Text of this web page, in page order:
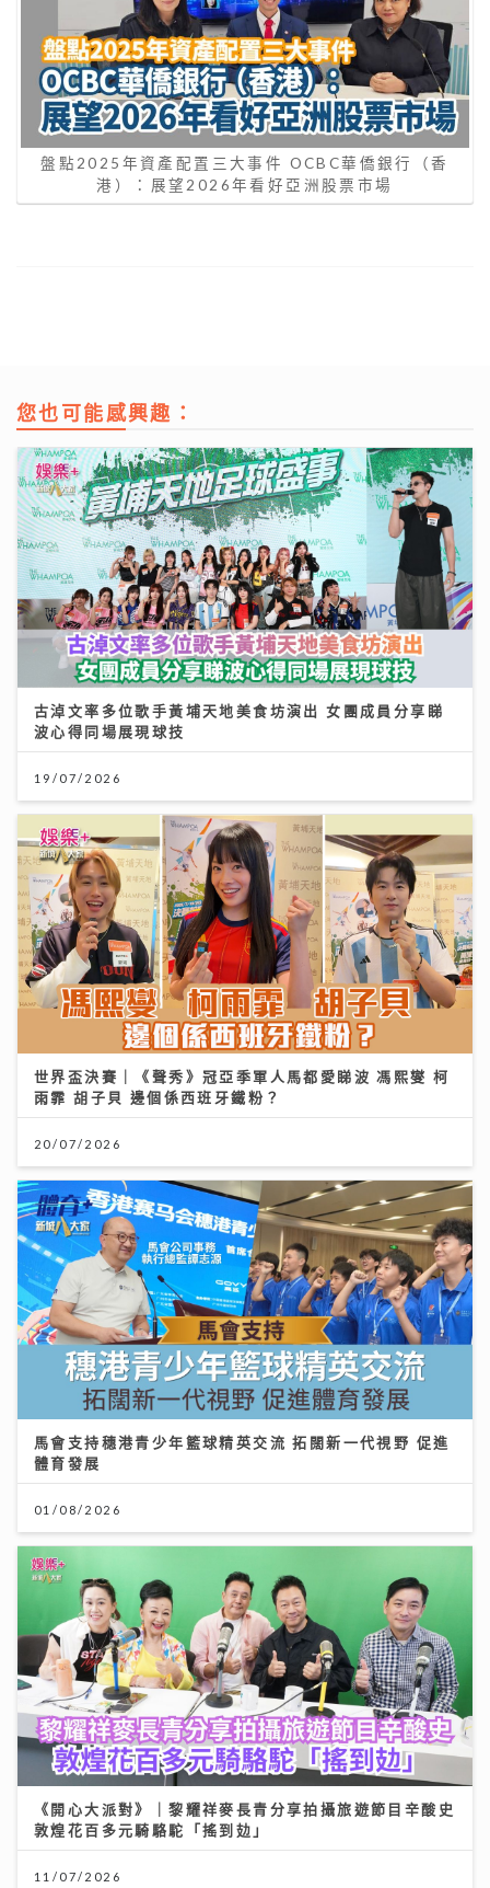
盤點2025年資產配置三大事件 OCBC華僑銀行（香
港）：展望2026年看好亞洲股票市場
您也可能感興趣：
古淖文率多位歌手黃埔天地美食坊演出 女團成員分享睇
波心得同場展現球技
19/07/2026
世界盃決賽｜《聲秀》冠亞季軍人馬都愛睇波 馮熙燮 柯
雨霏 胡子貝 邊個係西班牙鐵粉？
20/07/2026
馬會支持穗港青少年籃球精英交流 拓闊新一代視野 促進
體育發展
01/08/2026
《開心大派對》｜黎耀祥麥長青分享拍攝旅遊節目辛酸史
敦煌花百多元騎駱駝「搖到攰」
11/07/2026